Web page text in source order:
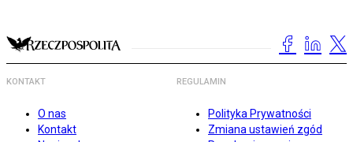
KONTAKT
O nas
Kontakt
REGULAMIN
Polityka Prywatności
Zmiana ustawień zgód